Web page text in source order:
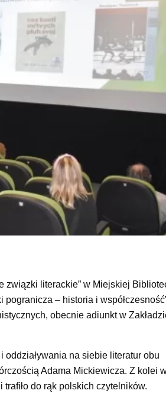
związki literackie” w Miejskiej
– historia i
obecnie adiunkt w
oddziaływania na siebie literatur obu
Adama Mickiewicza. Z kolei
trafiło do rąk polskich czytelników.